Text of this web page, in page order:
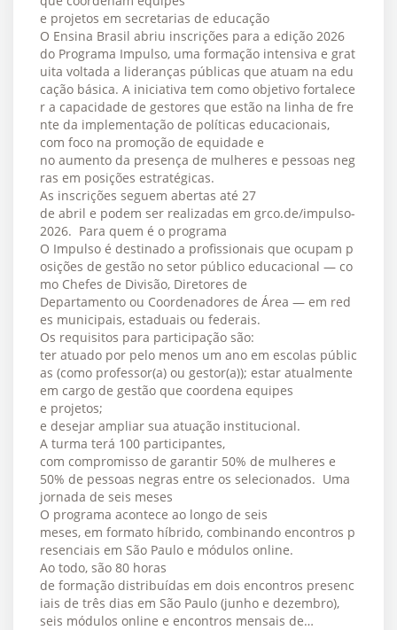
e projetos em secretarias de educação
O Ensina Brasil abriu inscrições para a edição 2026
do Programa Impulso, uma formação intensiva e grat
uita voltada a lideranças públicas que atuam na edu
cação básica. A iniciativa tem como objetivo fortalece
r a capacidade de gestores que estão na linha de fre
nte da implementação de políticas educacionais,
com foco na promoção de equidade e
no aumento da presença de mulheres e pessoas neg
ras em posições estratégicas.
As inscrições seguem abertas até 27
de abril e podem ser realizadas em grco.de/impulso-
2026. Para quem é o programa
O Impulso é destinado a profissionais que ocupam p
osições de gestão no setor público educacional — co
mo Chefes de Divisão, Diretores de
Departamento ou Coordenadores de Área — em red
es municipais, estaduais ou federais.
Os requisitos para participação são:
ter atuado por pelo menos um ano em escolas públic
as (como professor(a) ou gestor(a)); estar atualmente
em cargo de gestão que coordena equipes
e projetos;
e desejar ampliar sua atuação institucional.
A turma terá 100 participantes,
com compromisso de garantir 50% de mulheres e
50% de pessoas negras entre os selecionados. Uma
jornada de seis meses
O programa acontece ao longo de seis
meses, em formato híbrido, combinando encontros p
resenciais em São Paulo e módulos online.
Ao todo, são 80 horas
de formação distribuídas em dois encontros presenc
iais de três dias em São Paulo (junho e dezembro),
seis módulos online e encontros mensais de…